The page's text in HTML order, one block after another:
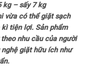
kg – sấy 7 kg
vừa có thể giặt sạch
tiện lợi. Sản phẩm
nhu cầu của người
giặt hữu ích như